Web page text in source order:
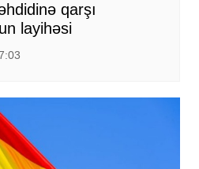
qarşı
layihəsi